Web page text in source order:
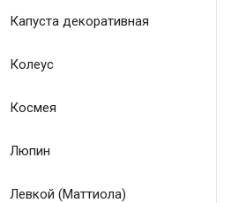
Капуста декоративная
Колеус
Космея
Люпин
Левкой (Маттиола)